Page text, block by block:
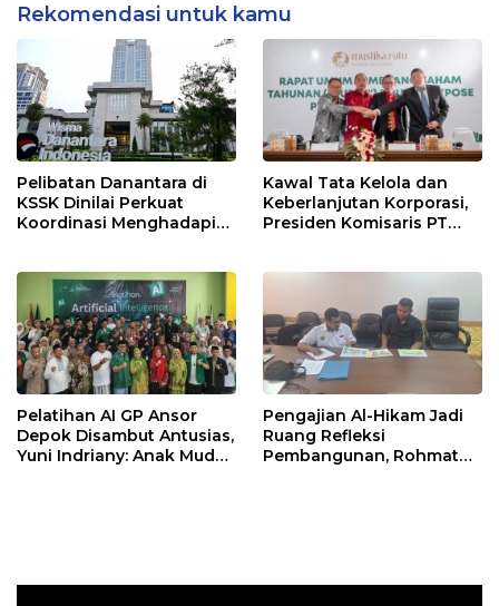
Rekomendasi untuk kamu
Pelibatan Danantara di
KSSK Dinilai Perkuat
Koordinasi Menghadapi
Kawal Tata Kelola dan
Keberlanjutan Korporasi,
Presiden Komisaris PT
Pelatihan AI GP Ansor
Depok Disambut Antusias,
Yuni Indriany: Anak Muda
Pengajian Al-Hikam Jadi
Ruang Refleksi
Pembangunan, Rohmat